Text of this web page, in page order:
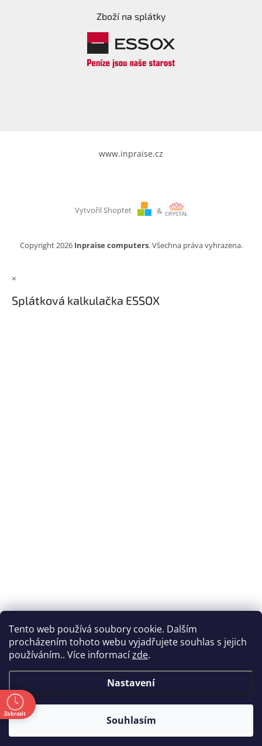
Tento web používá soubory cookie. Dalším
procházením tohoto webu vyjadřujete souhlas s jejich
používáním.. Více informacízde.
Nastavení
Souhlasím
Zboží na splátky
www.inpraise.cz
Vytvořil Shoptet &
Copyright 2026 Inpraise computers. Všechna práva vyhrazena.
×
Splátková kalkulačka ESSOX
Zobrazit